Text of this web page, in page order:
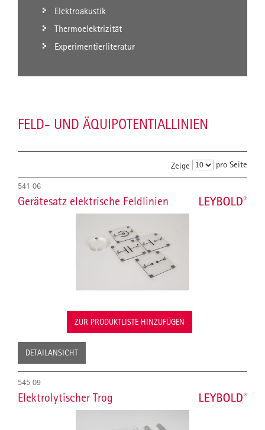
Elektroakustik
Thermoelektrizität
Experimentierliteratur
FELD- UND ÄQUIPOTENTIALLINIEN
Zeige pro Seite
541 06
Gerätesatz elektrische Feldlinien
ZUR PRODUKTLISTE HINZUFÜGEN
DETAILANSICHT
545 09
Elektrolytischer Trog